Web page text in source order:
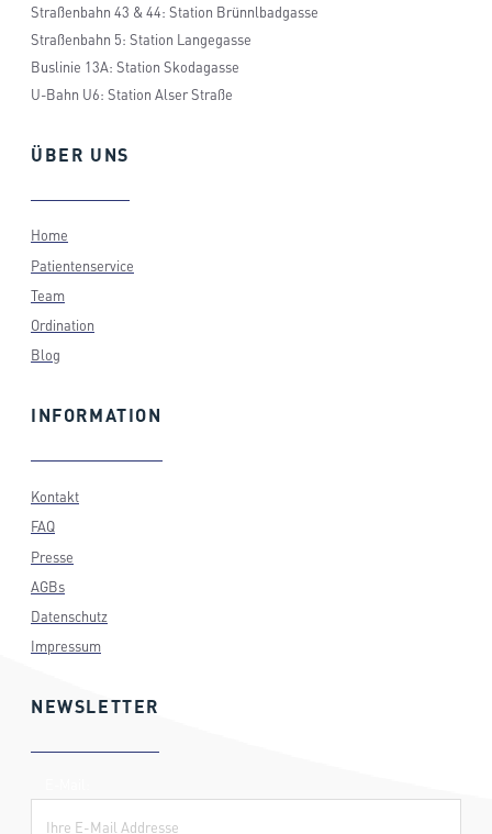
Straßenbahn 43 & 44: Station Brünnlbadgasse
Straßenbahn 5: Station Langegasse
Buslinie 13A: Station Skodagasse
U-Bahn U6: Station Alser Straße
ÜBER UNS
Home
Patientenservice
Team
Ordination
Blog
INFORMATION
Kontakt
FAQ
Presse
AGBs
Datenschutz
Impressum
NEWSLETTER